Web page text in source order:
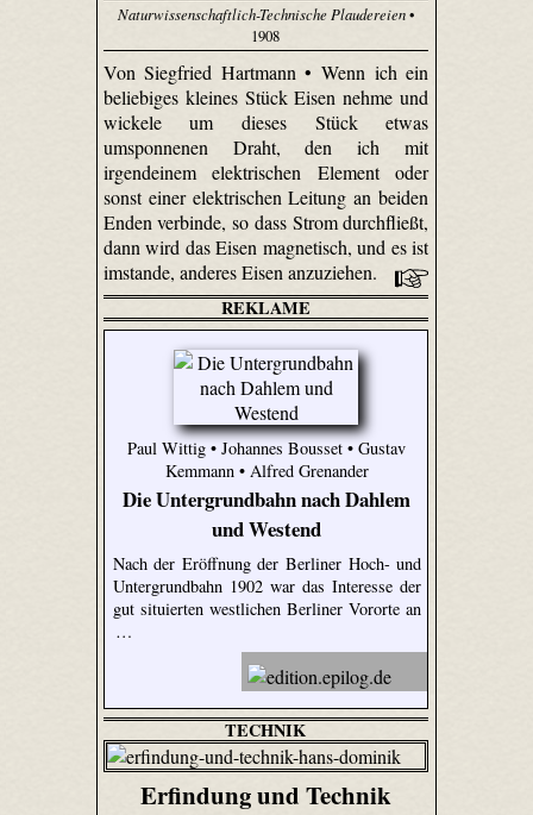
Naturwissenschaftlich-Technische Plaudereien•
1908
Von Siegfried Hartmann • Wenn ich ein
beliebiges kleines Stück Eisen nehme und
wickele um dieses Stück etwas
umsponnenen Draht, den ich mit
irgendeinem elektrischen Element oder
sonst einer elektrischen Leitung an beiden
Enden verbinde, so dass Strom durchfließt,
dann wird das Eisen magnetisch, und es ist
imstande, anderes Eisen anzuziehen.
REKLAME
Paul Wittig • Johannes Bousset • Gustav
Kemmann • Alfred Grenander
Die Untergrundbahn nach Dahlem
und Westend
Nach der Eröffnung der Berliner Hoch- und
Untergrundbahn 1902 war das Interesse der
gut situierten westlichen Berliner Vororte an
…
TECHNIK
Erfindung und Technik